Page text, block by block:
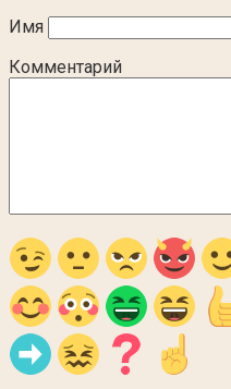
Имя
Комментарий